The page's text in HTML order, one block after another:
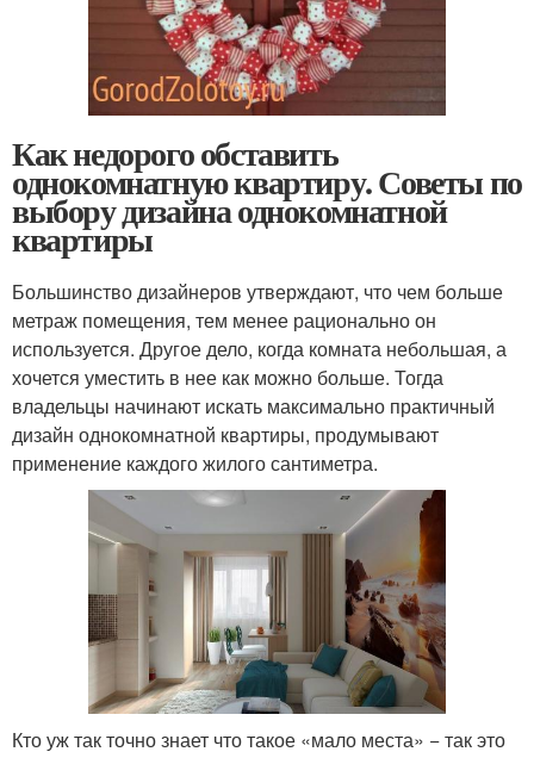
Как недорого обставить
однокомнатную квартиру. Советы по
выбору дизайна однокомнатной
квартиры
Большинство дизайнеров утверждают, что чем больше
метраж помещения, тем менее рационально он
используется. Другое дело, когда комната небольшая, а
хочется уместить в нее как можно больше. Тогда
владельцы начинают искать максимально практичный
дизайн однокомнатной квартиры, продумывают
применение каждого жилого сантиметра.
Кто уж так точно знает что такое «мало места» − так это